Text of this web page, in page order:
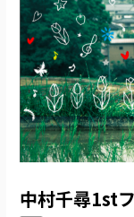
中村千尋1st